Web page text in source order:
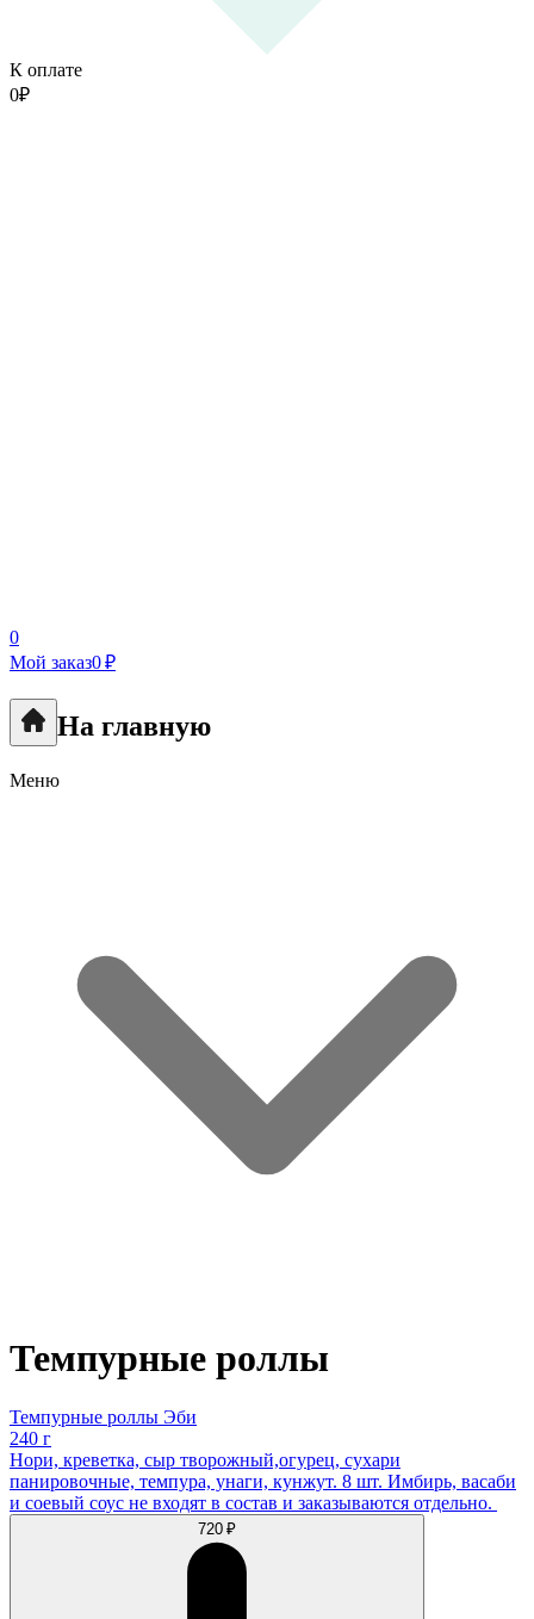
К оплате
0₽
0
Мой заказ0 ₽
На главную
Меню
Темпурные роллы
Темпурные роллы Эби
240 г
Нори, креветка, сыр творожный,огурец, сухари
панировочные, темпура, унаги, кунжут. 8 шт. Имбирь, васаби
и соевый соус не входят в состав и заказываются отдельно.
720 ₽